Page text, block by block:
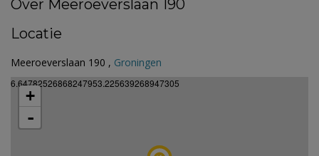
Over Meeroeverslaan 190
Locatie
Meeroeverslaan 190 , Groningen
6.64782526868247953.225639268947305
+
-